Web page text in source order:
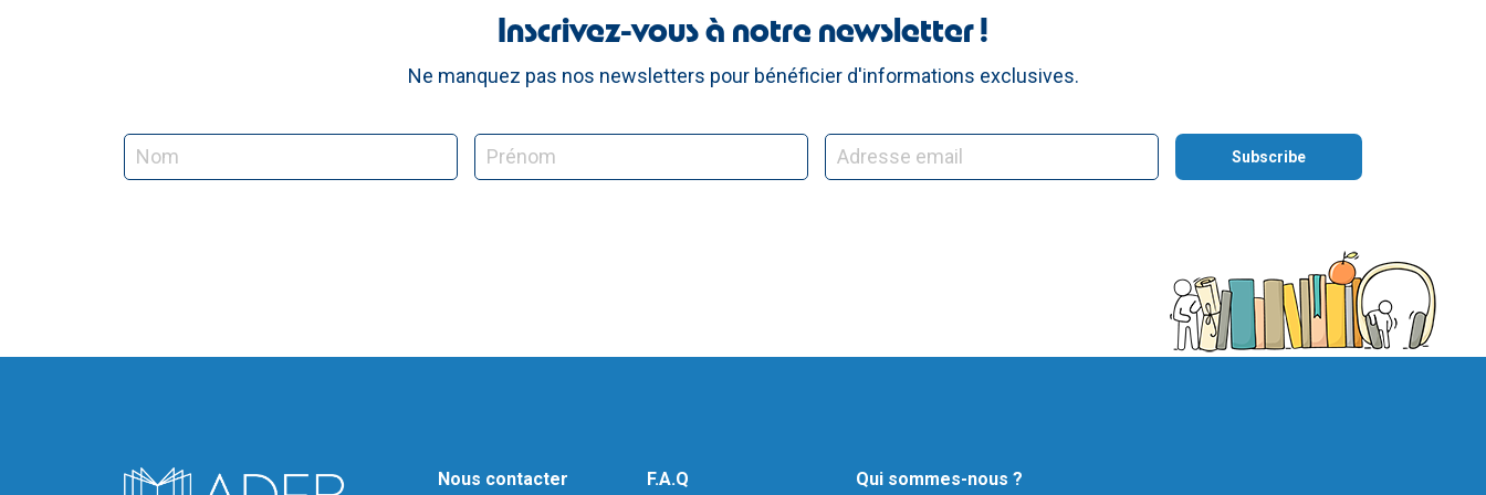
Inscrivez-vous à notre newsletter !
Ne manquez pas nos newsletters pour bénéficier d'informations exclusives.
Nous contacter F.A.Q Qui sommes-nous ?